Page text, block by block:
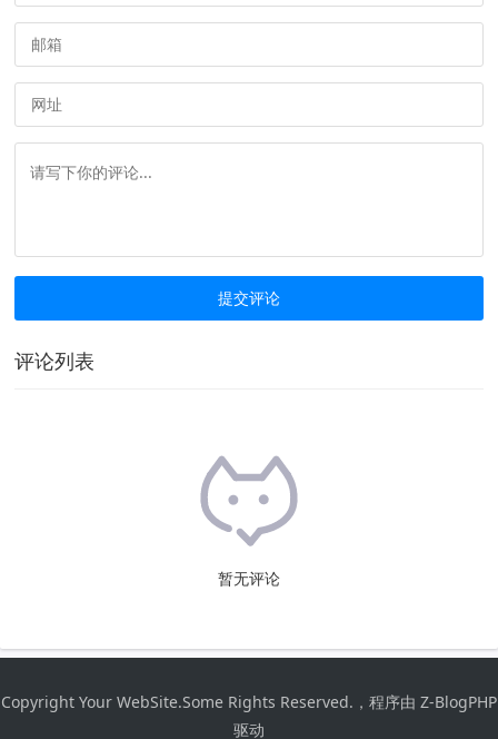
评论列表
暂无评论
Copyright Your WebSite.Some Rights Reserved.，程序由 Z-BlogPHP
驱动